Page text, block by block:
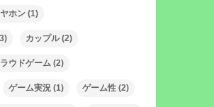
ホン (1)
カップル(2)
ウドゲーム (2)
ゲーム実況 (1) ゲーム性 (2)